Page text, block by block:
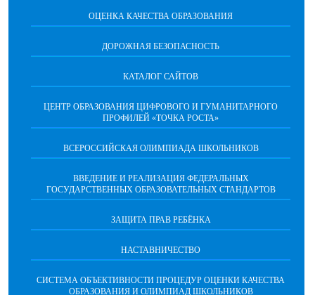
ОЦЕНКА КАЧЕСТВА ОБРАЗОВАНИЯ
ДОРОЖНАЯ БЕЗОПАСНОСТЬ
КАТАЛОГ САЙТОВ
ЦЕНТР ОБРАЗОВАНИЯ ЦИФРОВОГО И ГУМАНИТАРНОГО
ПРОФИЛЕЙ «ТОЧКА РОСТА»
ВСЕРОССИЙСКАЯ ОЛИМПИАДА ШКОЛЬНИКОВ
ВВЕДЕНИЕ И РЕАЛИЗАЦИЯ ФЕДЕРАЛЬНЫХ
ГОСУДАРСТВЕННЫХ ОБРАЗОВАТЕЛЬНЫХ СТАНДАРТОВ
ЗАЩИТА ПРАВ РЕБЁНКА
НАСТАВНИЧЕСТВО
CИСТЕМА ОБЪЕКТИВНОСТИ ПРОЦЕДУР ОЦЕНКИ КАЧЕСТВА
ОБРАЗОВАНИЯ И ОЛИМПИАД ШКОЛЬНИКОВ